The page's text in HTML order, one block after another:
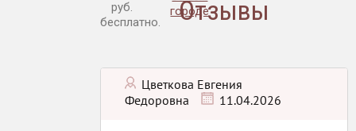
руб.
бесплатно.
городе
Отзывы
Цветкова Евгения
Федоровна
11.04.2026